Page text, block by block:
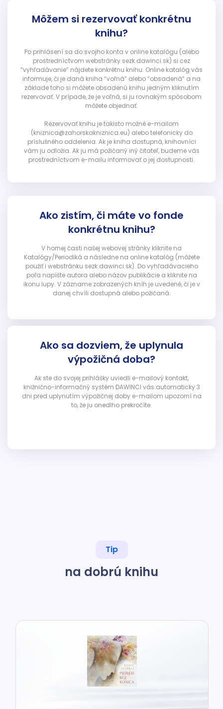
Môžem si rezervovať konkrétnu
knihu?
Po prihlásení sa do svojho konta v online katalógu (alebo
prostredníctvom webstránky sezk.dawinci.sk) si cez
“vyhľadávanie” nájdete konkrétnu knihu. Online katalóg vás
informuje, či je daná kniha “voľná” alebo “obsadená” a na
základe toho si môžete obsadenú knihu jedným kliknutím
rezervovať. V prípade, že je voľná, si ju rovnakým spôsobom
môžete objednať.
Rezervovať knihu je takisto možné e-mailom
(kniznica@zahorskakniznica.eu) alebo telefonicky do
príslušného oddelenia. Ak je kniha dostupná, knihovníci
vám ju odložia. Ak ju má požičaný iný čitateľ, budeme vás
prostredníctvom e-mailu informovať o jej dostupnosti.
Ako zistím, či máte vo fonde
konkrétnu knihu?
V hornej časti našej webovej stránky kliknite na
Katalógy/Periodiká a následne na online katalóg (môžete
použiť i webstránku sezk.dawinci.sk). Do vyhľadávacieho
poľa napíšte autora alebo názov publikácie a kliknite na
ikonu lupy. V zázname zobrazených kníh je uvedené, či je v
danej chvíli dostupná alebo požičaná.
Ako sa dozviem, že uplynula
výpožičná doba?
Ak ste do svojej prihlášky uviedli e-mailový kontakt,
knižnično-informačný systém DAWINCI vás automaticky 3
dni pred uplynutím výpožičnej doby e-mailom upozorní na
to, že ju onedlho prekročíte.
Tip
na dobrú knihu